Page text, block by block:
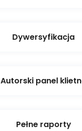
Dywersyfikacja
Autorski panel
Pełne raporty